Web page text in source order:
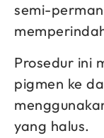
semi-
Prosedur ini
pigmen ke
yang halus.